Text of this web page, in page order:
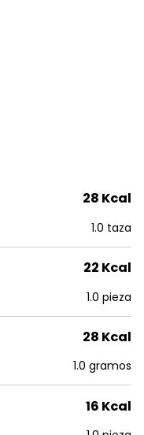
28 Kcal
1.0 taza
22 Kcal
1.0 pieza
28 Kcal
1.0 gramos
16 Kcal